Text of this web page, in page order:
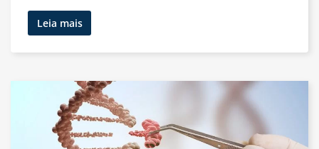
Leia maisPicos
de
Dopamina:
Eles
Afetam
Seu
Corpo?